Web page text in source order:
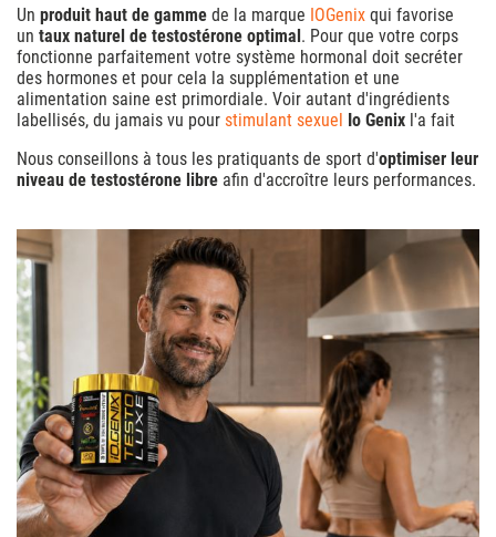
Un produit haut de gamme de la marque IOGenix qui favorise
un taux naturel de testostérone optimal . Pour que votre corps
fonctionne parfaitement votre système hormonal doit secréter
des hormones et pour cela la supplémentation et une
alimentation saine est primordiale. Voir autant d'ingrédients
labellisés, du jamais vu pour stimulant sexuel Io Genix l'a fait
Nous conseillons à tous les pratiquants de sport d'optimiser leur
niveau de testostérone libre afin d'accroître leurs performances.